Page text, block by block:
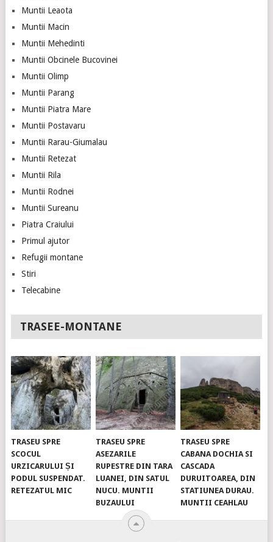
Muntii Leaota
Muntii Macin
Muntii Mehedinti
Muntii Obcinele Bucovinei
Muntii Olimp
Muntii Parang
Muntii Piatra Mare
Muntii Postavaru
Muntii Rarau-Giumalau
Muntii Retezat
Muntii Rila
Muntii Rodnei
Muntii Sureanu
Piatra Craiului
Primul ajutor
Refugii montane
Stiri
Telecabine
TRASEE-MONTANE
TRASEU SPRE
SCOCUL
URZICARULUI ȘI
PODUL SUSPENDAT.
RETEZATUL MIC
TRASEU SPRE
ASEZARILE
RUPESTRE DIN TARA
LUANEI, DIN SATUL
NUCU. MUNTII
BUZAULUI
TRASEU SPRE
CABANA DOCHIA SI
CASCADA
DURUITOAREA, DIN
STATIUNEA DURAU.
MUNTII CEAHLAU